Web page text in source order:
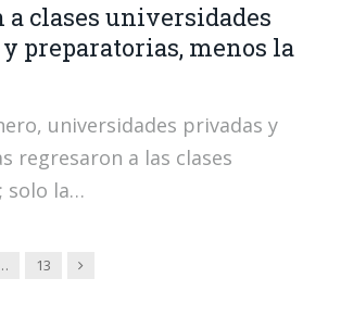
a clases universidades
preparatorias, menos la
universidades privadas y
regresaron a las clases
solo la…
13 Siguiente